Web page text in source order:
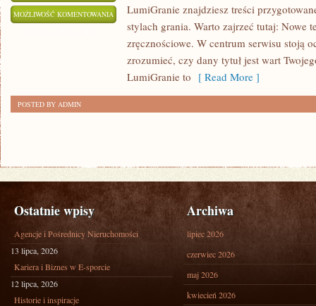
MOŻLIWOŚĆ KOMENTOWANIA SPRZĘT
GRACZY
LumiGranie znajdziesz treści
stylach grania. Warto zajrzeć tutaj: Nowe
zręcznościowe. W centrum serwisu stoją
zrozumieć, czy dany tytuł jest wart
LumiGranie to [ Read More ]
POSTED BY ADMIN
Ostatnie wpisy
Agencje i Pośrednicy Nieruchomości
13 lipca, 2026
Kariera i Biznes w E-sporcie
12 lipca, 2026
Historie i inspiracje
Archiwa
lipiec 2026
czerwiec 2026
maj 2026
kwiecień 2026